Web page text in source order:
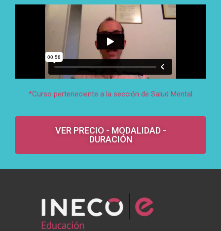
*Curso perteneciente a la sección de Salud Mental
VER PRECIO - MODALIDAD -
DURACIÓN